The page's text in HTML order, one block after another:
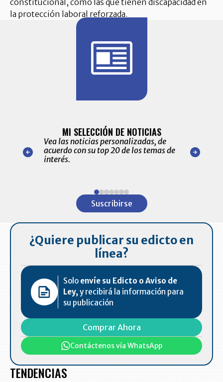
constitucional, como las que tienen discapacidad en
la protección laboral reforzada.
nuestro
para
MI SELECCIÓN DE NOTICIAS
Vea las noticias personalizadas, de
acuerdo con su top 20 de los temas de
interés.
de las
Suscribirse
¿Quiere publicar su edicto en
línea?
Solo envíe su Edicto o Aviso de
Ley,y recibirá la información para
su publicación
Comprar Ahora
Contáctenos vía WhatsApp
TENDENCIAS